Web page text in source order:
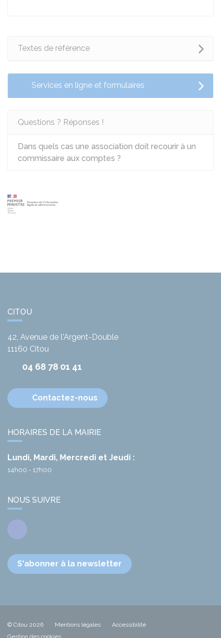
Textes de référence
Services en ligne et formulaires
Questions ? Réponses !
Dans quels cas une association doit recourir à un
commissaire aux comptes ?
CITOU
42, Avenue de l'Argent-Double
11160 Citou
04 68 78 01 41
Contactez-nous
HORAIRES DE LA MAIRIE
Lundi, Mardi, Mercredi et Jeudi :
14h00 - 17h00
NOUS SUIVRE
Facebook
S'abonner à la newsletter
© Citou 2026 Mentions légales
Accessibilité
Gestion des cookies